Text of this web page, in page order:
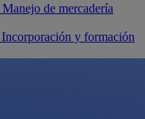
Manejo de mercadería
Incorporación y formación